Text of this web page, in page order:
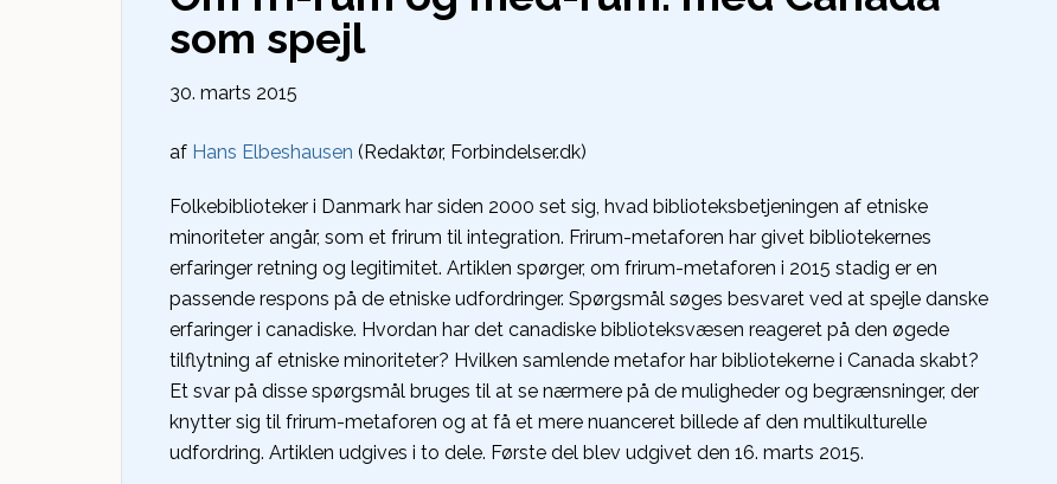
som spejl
30. marts 2015
af Hans Elbeshausen (Redaktør, Forbindelser.dk)
Folkebiblioteker i Danmark har siden 2000 set sig, hvad biblioteksbetjeningen af etniske
minoriteter angår, som et frirum til integration. Frirum-metaforen har givet bibliotekernes
erfaringer retning og legitimitet. Artiklen spørger, om frirum-metaforen i 2015 stadig er en
passende respons på de etniske udfordringer. Spørgsmål søges besvaret ved at spejle danske
erfaringer i canadiske. Hvordan har det canadiske biblioteksvæsen reageret på den øgede
tilflytning af etniske minoriteter? Hvilken samlende metafor har bibliotekerne i Canada skabt?
Et svar på disse spørgsmål bruges til at se nærmere på de muligheder og begrænsninger, der
knytter sig til frirum-metaforen og at få et mere nuanceret billede af den multikulturelle
udfordring. Artiklen udgives i to dele. Første del blev udgivet den 16. marts 2015.